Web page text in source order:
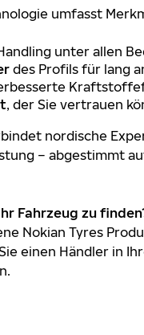
umfasst
unter allen
des Profils für lang
, der Sie vertrauen
nordische
– abgestimmt
Fahrzeug zu
Nokian Tyres
einen Händler in